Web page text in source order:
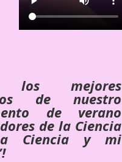
los mejores
de nuestro
de verano
de la Ciencia
Ciencia y mi